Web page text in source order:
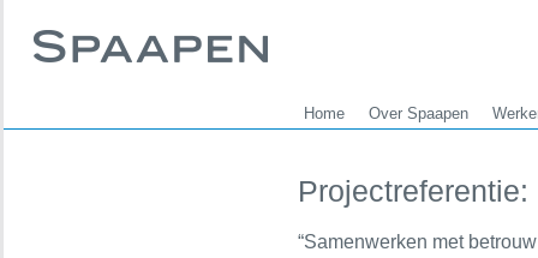
Home Over Spaapen
“Samenwerken met